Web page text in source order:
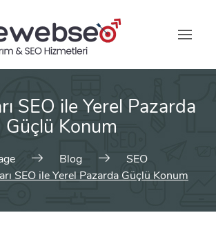
SEO ile Yerel Pazarda
Güçlü Konum
Blog
SEO
SEO ile Yerel Pazarda Güçlü Konum